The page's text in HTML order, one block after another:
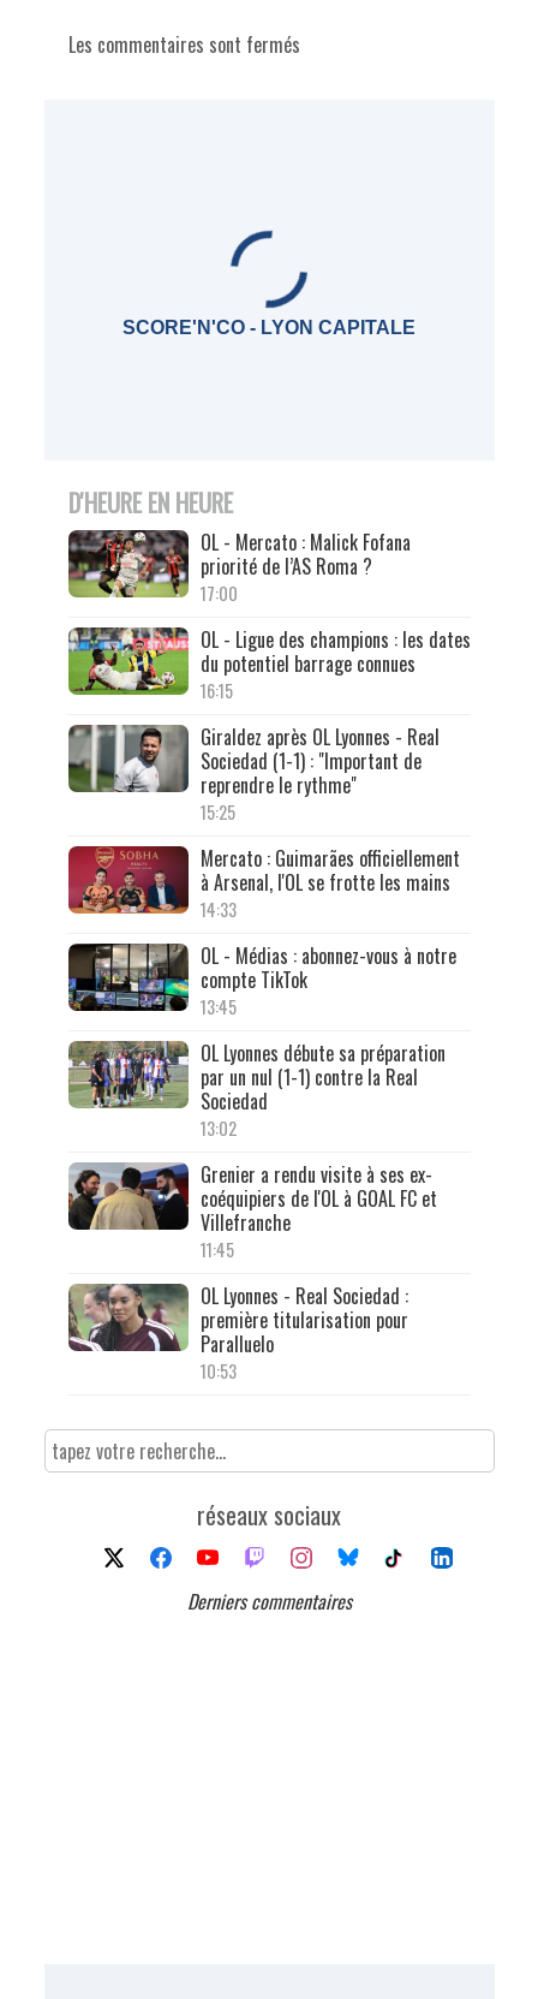
Les commentaires sont fermés
SCORE'N'CO - LYON CAPITALE
D'HEURE EN HEURE
OL - Mercato : Malick Fofana
priorité de l’AS Roma ?
17:00
OL - Ligue des champions : les dates
du potentiel barrage connues
16:15
Giraldez après OL Lyonnes - Real
Sociedad (1-1) : "Important de
reprendre le rythme"
15:25
Mercato : Guimarães officiellement
à Arsenal, l'OL se frotte les mains
14:33
OL - Médias : abonnez-vous à notre
compte TikTok
13:45
OL Lyonnes débute sa préparation
par un nul (1-1) contre la Real
Sociedad
13:02
Grenier a rendu visite à ses ex-
coéquipiers de l'OL à GOAL FC et
Villefranche
11:45
OL Lyonnes - Real Sociedad :
première titularisation pour
Paralluelo
10:53
réseaux sociaux
Derniers commentaires